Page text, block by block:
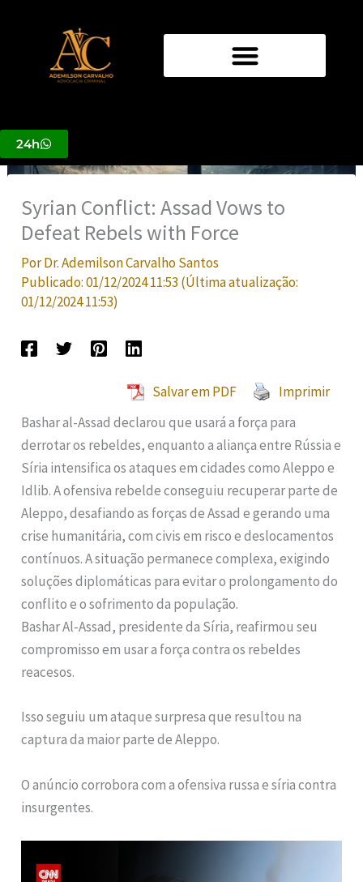
conteúdo
24h
Syrian Conflict: Assad Vows to
Defeat Rebels with Force
PorDr. Ademilson Carvalho Santos
Publicado:01/12/2024 11:53 (Última atualização:
01/12/2024 11:53)
Salvar em PDF
Imprimir
Bashar al-Assad declarou que usará a força para
derrotar os rebeldes, enquanto a aliança entre Rússia e
Síria intensifica os ataques em cidades como Aleppo e
Idlib. A ofensiva rebelde conseguiu recuperar parte de
Aleppo, desafiando as forças de Assad e gerando uma
crise humanitária, com civis em risco e deslocamentos
contínuos. A situação permanece complexa, exigindo
soluções diplomáticas para evitar o prolongamento do
conflito e o sofrimento da população.
Bashar Al-Assad, presidente da Síria, reafirmou seu
compromisso em usar a força contra os rebeldes
reacesos.
Isso seguiu um ataque surpresa que resultou na
captura da maior parte de Aleppo.
O anúncio corrobora com a ofensiva russa e síria contra
insurgentes.